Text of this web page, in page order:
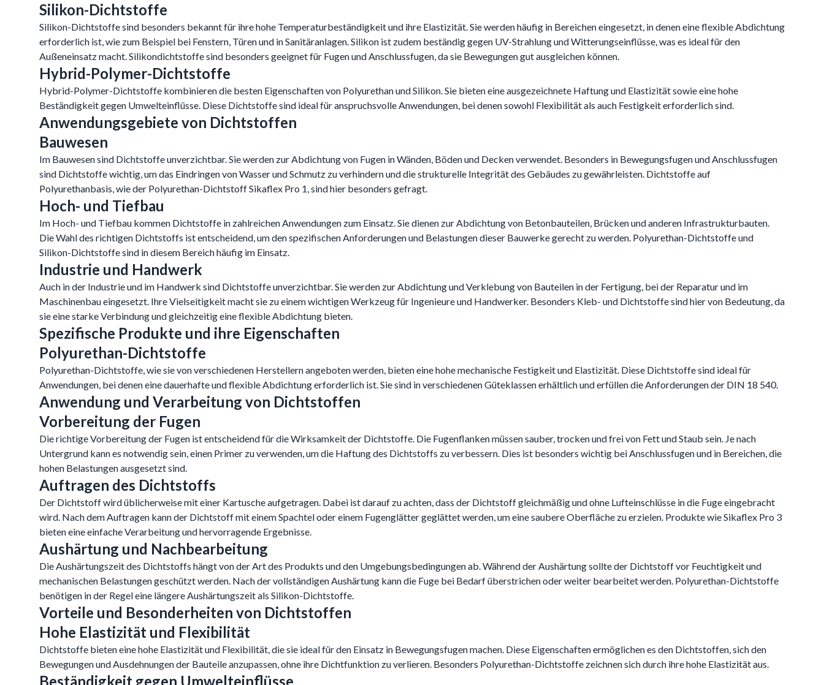
Silikon-Dichtstoffe
Silikon-Dichtstoffe sind besonders bekannt für ihre hohe Temperaturbeständigkeit und ihre Elastizität. Sie werden häufig in Bereichen eingesetzt, in denen eine flexible Abdichtung
erforderlich ist, wie zum Beispiel bei Fenstern, Türen und in Sanitäranlagen. Silikon ist zudem beständig gegen UV-Strahlung und Witterungseinflüsse, was es ideal für den
Außeneinsatz macht. Silikondichtstoffe sind besonders geeignet für Fugen und Anschlussfugen, da sie Bewegungen gut ausgleichen können.
Hybrid-Polymer-Dichtstoffe
Hybrid-Polymer-Dichtstoffe kombinieren die besten Eigenschaften von Polyurethan und Silikon. Sie bieten eine ausgezeichnete Haftung und Elastizität sowie eine hohe
Beständigkeit gegen Umwelteinflüsse. Diese Dichtstoffe sind ideal für anspruchsvolle Anwendungen, bei denen sowohl Flexibilität als auch Festigkeit erforderlich sind.
Anwendungsgebiete von Dichtstoffen
Bauwesen
Im Bauwesen sind Dichtstoffe unverzichtbar. Sie werden zur Abdichtung von Fugen in Wänden, Böden und Decken verwendet. Besonders in Bewegungsfugen und Anschlussfugen
sind Dichtstoffe wichtig, um das Eindringen von Wasser und Schmutz zu verhindern und die strukturelle Integrität des Gebäudes zu gewährleisten. Dichtstoffe auf
Polyurethanbasis, wie der Polyurethan-Dichtstoff Sikaflex Pro 1, sind hier besonders gefragt.
Hoch- und Tiefbau
Im Hoch- und Tiefbau kommen Dichtstoffe in zahlreichen Anwendungen zum Einsatz. Sie dienen zur Abdichtung von Betonbauteilen, Brücken und anderen Infrastrukturbauten.
Die Wahl des richtigen Dichtstoffs ist entscheidend, um den spezifischen Anforderungen und Belastungen dieser Bauwerke gerecht zu werden. Polyurethan-Dichtstoffe und
Silikon-Dichtstoffe sind in diesem Bereich häufig im Einsatz.
Industrie und Handwerk
Auch in der Industrie und im Handwerk sind Dichtstoffe unverzichtbar. Sie werden zur Abdichtung und Verklebung von Bauteilen in der Fertigung, bei der Reparatur und im
Maschinenbau eingesetzt. Ihre Vielseitigkeit macht sie zu einem wichtigen Werkzeug für Ingenieure und Handwerker. Besonders Kleb- und Dichtstoffe sind hier von Bedeutung, da
sie eine starke Verbindung und gleichzeitig eine flexible Abdichtung bieten.
Spezifische Produkte und ihre Eigenschaften
Polyurethan-Dichtstoffe
Polyurethan-Dichtstoffe, wie sie von verschiedenen Herstellern angeboten werden, bieten eine hohe mechanische Festigkeit und Elastizität. Diese Dichtstoffe sind ideal für
Anwendungen, bei denen eine dauerhafte und flexible Abdichtung erforderlich ist. Sie sind in verschiedenen Güteklassen erhältlich und erfüllen die Anforderungen der DIN 18 540.
Anwendung und Verarbeitung von Dichtstoffen
Vorbereitung der Fugen
Die richtige Vorbereitung der Fugen ist entscheidend für die Wirksamkeit der Dichtstoffe. Die Fugenflanken müssen sauber, trocken und frei von Fett und Staub sein. Je nach
Untergrund kann es notwendig sein, einen Primer zu verwenden, um die Haftung des Dichtstoffs zu verbessern. Dies ist besonders wichtig bei Anschlussfugen und in Bereichen, die
hohen Belastungen ausgesetzt sind.
Auftragen des Dichtstoffs
Der Dichtstoff wird üblicherweise mit einer Kartusche aufgetragen. Dabei ist darauf zu achten, dass der Dichtstoff gleichmäßig und ohne Lufteinschlüsse in die Fuge eingebracht
wird. Nach dem Auftragen kann der Dichtstoff mit einem Spachtel oder einem Fugenglätter geglättet werden, um eine saubere Oberfläche zu erzielen. Produkte wie Sikaflex Pro 3
bieten eine einfache Verarbeitung und hervorragende Ergebnisse.
Aushärtung und Nachbearbeitung
Die Aushärtungszeit des Dichtstoffs hängt von der Art des Produkts und den Umgebungsbedingungen ab. Während der Aushärtung sollte der Dichtstoff vor Feuchtigkeit und
mechanischen Belastungen geschützt werden. Nach der vollständigen Aushärtung kann die Fuge bei Bedarf überstrichen oder weiter bearbeitet werden. Polyurethan-Dichtstoffe
benötigen in der Regel eine längere Aushärtungszeit als Silikon-Dichtstoffe.
Vorteile und Besonderheiten von Dichtstoffen
Hohe Elastizität und Flexibilität
Dichtstoffe bieten eine hohe Elastizität und Flexibilität, die sie ideal für den Einsatz in Bewegungsfugen machen. Diese Eigenschaften ermöglichen es den Dichtstoffen, sich den
Bewegungen und Ausdehnungen der Bauteile anzupassen, ohne ihre Dichtfunktion zu verlieren. Besonders Polyurethan-Dichtstoffe zeichnen sich durch ihre hohe Elastizität aus.
Beständigkeit gegen Umwelteinflüsse